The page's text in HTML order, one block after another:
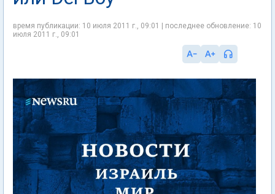
время публикации: 10 июля 2011 г., 09:01 | последнее обновление: 10
июля 2011 г., 09:01